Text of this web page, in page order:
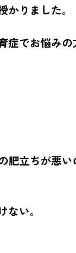
りました。
でお悩みの
立ちが悪い
い。